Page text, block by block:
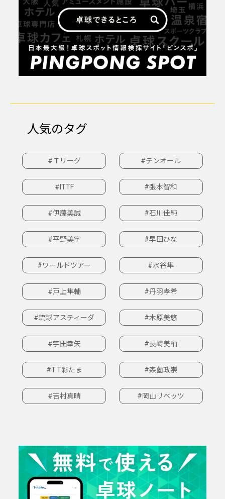
人気のタグ
#Ｔリーグ #テンオール
#ITTF #張本智和
#伊藤美誠 #石川佳純
#平野美宇 #早田ひな
#ワールドツアー #水谷隼
#戸上隼輔 #丹羽孝希
#琉球アスティーダ #木原美悠
#宇田幸矢 #長﨑美柚
#T.T彩たま #森薗政崇
#吉村真晴 #岡山リベッツ